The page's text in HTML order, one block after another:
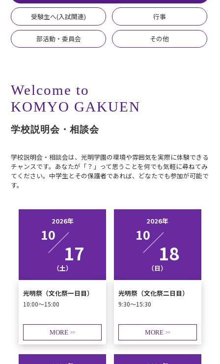
受験生へ(入試関連) 行事
部活動・委員会 その他
Welcome to
KOMYO GAKUEN
学校説明会・相談会
学校説明会・相談会は、光明学園の環境や雰囲気を実際に体験できる
チャンスです。あなたが「？」って思うことを何でも気軽に尋ねてみ
てください。中学生とその保護者であれば、どなたでも参加が可能で
す。
2026年
10
17
（土）
光明祭（文化祭一日目）
10:00～15:00
MORE >>
2026年
10
18
（日）
光明祭（文化祭二日目）
9:30～15:30
MORE >>